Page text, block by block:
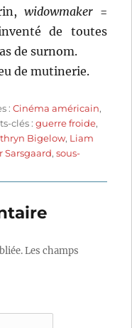
widowmaker=
de toutes
de surnom.
de mutinerie.
:Cinéma américain,
clés :guerre froide,
Bigelow, Liam
Sarsgaard,sous-
Les champs